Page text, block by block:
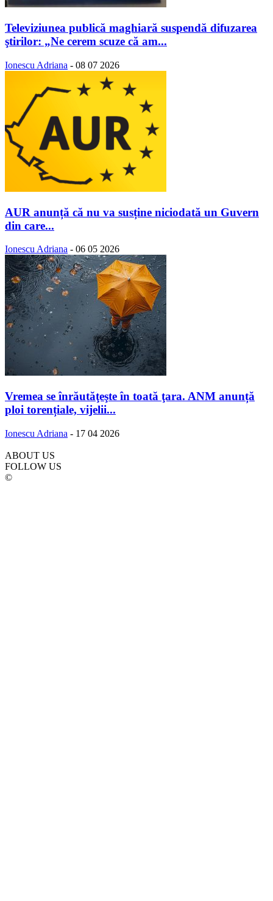
Televiziunea publică maghiară suspendă difuzarea
ştirilor: „Ne cerem scuze că am...
Ionescu Adriana - 08 07 2026
AUR anunță că nu va susține niciodată un Guvern
din care...
Ionescu Adriana - 06 05 2026
Vremea se înrăutăţeşte în toată ţara. ANM anunță
ploi torențiale, vijelii...
Ionescu Adriana - 17 04 2026
ABOUT US
FOLLOW US
©